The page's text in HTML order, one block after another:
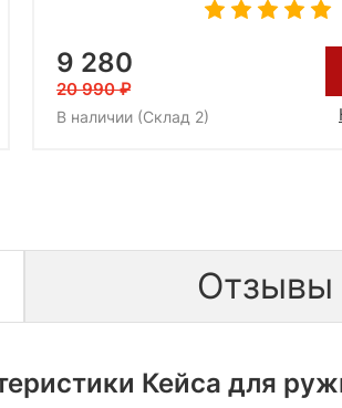
9 280
20 990
В наличии (Склад 2)
Отзывы
Кейса для